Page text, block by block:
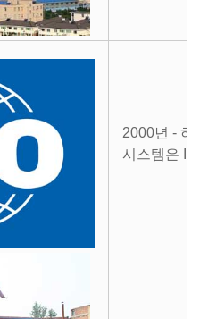
2000년 - 허
시스템은